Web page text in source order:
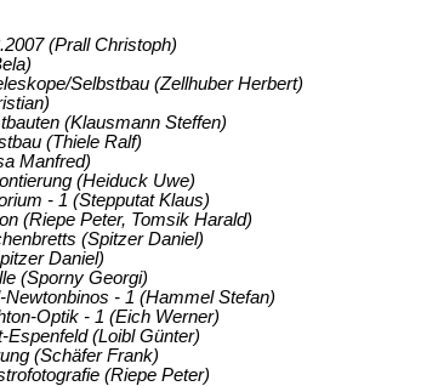
(Prall Christoph)
Selbstbau (Zellhuber Herbert)
(Klausmann Steffen)
(Thiele Ralf)
Manfred)
(Heiduck Uwe)
- 1 (Stepputat Klaus)
(Riepe Peter, Tomsik Harald)
(Spitzer Daniel)
Daniel)
(Sporny Georgi)
- 1 (Hammel Stefan)
Optik - 1 (Eich Werner)
Espenfeld (Loibl Günter)
(Schäfer Frank)
(Riepe Peter)